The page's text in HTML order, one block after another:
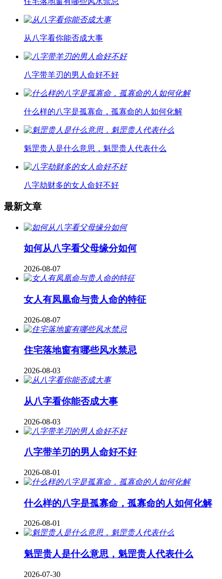
从八字看你能否成大事
八字带羊刃的男人命好不好
什么样的八字是孤寡命，孤寡命的人如何化解
魁罡贵人是什么意思，魁罡贵人代表什么
八字劫财多的女人命好不好
最新文章
如何从八字看父母缘分如何
2026-08-07
女人有凤凰命与贵人命的特征
2026-08-07
住宅落地窗有哪些风水禁忌
2026-08-03
从八字看你能否成大事
2026-08-03
八字带羊刃的男人命好不好
2026-08-01
什么样的八字是孤寡命，孤寡命的人如何化解
2026-08-01
魁罡贵人是什么意思，魁罡贵人代表什么
2026-07-30